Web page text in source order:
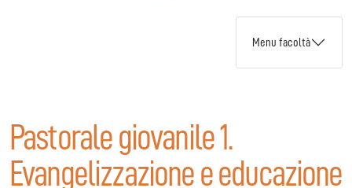
Menu facoltà
Pastorale giovanile 1.
Evangelizzazione e educazione